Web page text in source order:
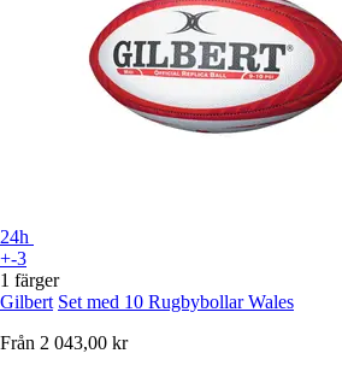
24h
+-3
1 färger
Gilbert Set med 10 Rugbybollar Wales
Från 2 043,00 kr